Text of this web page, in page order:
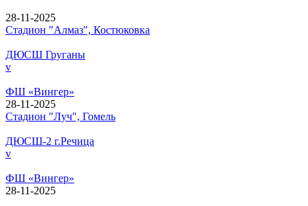
28-11-2025
Стадион "Алмаз", Костюковка
ДЮСШ Груганы
v
ФШ «Вингер»
28-11-2025
Стадион "Луч", Гомель
ДЮСШ-2 г.Речица
v
ФШ «Вингер»
28-11-2025